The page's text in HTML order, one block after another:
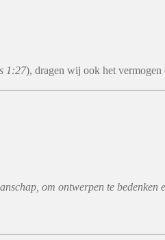
1:27), dragen wij ook het vermogen
om ontwerpen te bedenken